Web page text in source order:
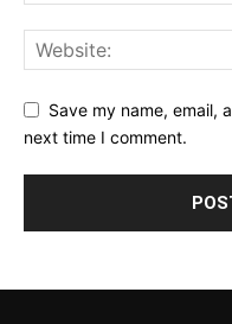
Save my name, email,
next time I comment.